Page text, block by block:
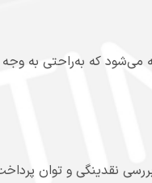
می‌شود که به‌راحتی به
نقدینگی و توان